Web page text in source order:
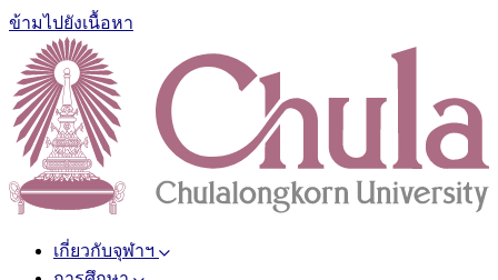
ข้ามไปยังเนื้อหา
เกี่ยวกับจุฬาฯ